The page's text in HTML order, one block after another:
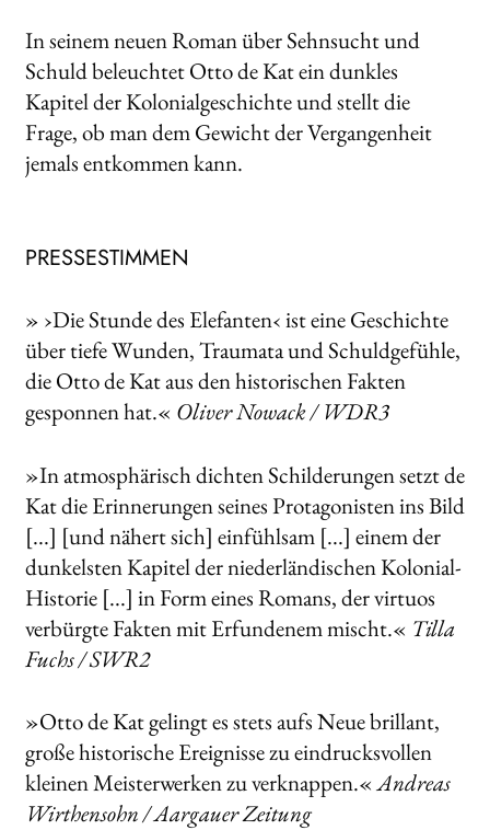
In seinem neuen Roman über Sehnsucht und
Schuld beleuchtet Otto de Kat ein dunkles
Kapitel der Kolonialgeschichte und stellt die
Frage, ob man dem Gewicht der Vergangenheit
jemals entkommen kann.
PRESSESTIMMEN
» ›Die Stunde des Elefanten‹ ist eine Geschichte
über tiefe Wunden, Traumata und Schuldgefühle,
die Otto de Kat aus den historischen Fakten
gesponnen hat.« Oliver Nowack / WDR3
»In atmosphärisch dichten Schilderungen setzt de
Kat die Erinnerungen seines Protagonisten ins Bild
[...] [und nähert sich] einfühlsam [...] einem der
dunkelsten Kapitel der niederländischen Kolonial-
Historie [...] in Form eines Romans, der virtuos
verbürgte Fakten mit Erfundenem mischt.« Tilla
Fuchs / SWR2
»Otto de Kat gelingt es stets aufs Neue brillant,
große historische Ereignisse zu eindrucksvollen
kleinen Meisterwerken zu verknappen.«Andreas
Wirthensohn / Aargauer Zeitung